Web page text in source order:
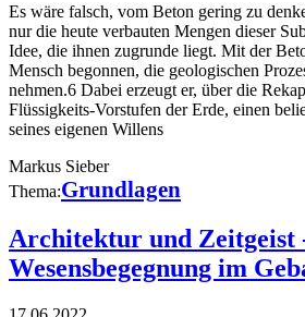
Es wäre falsch, vom Beton gering zu
nur die heute verbauten Mengen dieser
Idee, die ihnen zugrunde liegt. Mit der
Mensch begonnen, die geologischen
nehmen.6 Dabei erzeugt er, über die
Flüssigkeits-Vorstufen der Erde, einen
seines eigenen Willens
Markus Sieber
Thema:Grundlagen
Architektur und Zeitgeist
Wesensbegegnung im